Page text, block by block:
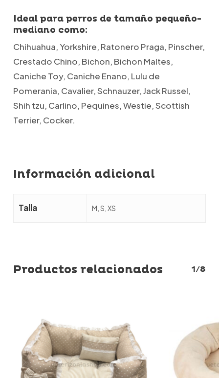
Ideal para perros de tamaño pequeño-
mediano como:
Chihuahua, Yorkshire, Ratonero Praga, Pinscher,
Crestado Chino, Bichon, Bichon Maltes,
Caniche Toy, Caniche Enano, Lulu de
Pomerania, Cavalier, Schnauzer, Jack Russel,
Shih tzu, Carlino, Pequines, Westie, Scottish
Terrier, Cocker.
Información adicional
Talla M, S, XS
Productos relacionados 1/8